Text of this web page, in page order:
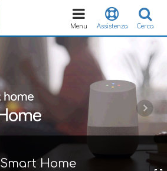
Cerca
Assistenza
Toggle
navigation
Menu
Smart Home